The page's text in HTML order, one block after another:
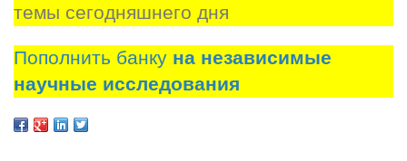
темы сегодняшнего дня
Пополнить банку на независимые
научные исследования